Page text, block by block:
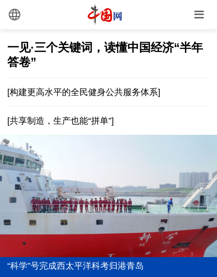
一见·三个关键词，读懂中国经济“半年
答卷”
[构建更高水平的全民健身公共服务体系]
[共享制造，生产也能“拼单”]
“科学”号完成西太平洋科考归港青岛